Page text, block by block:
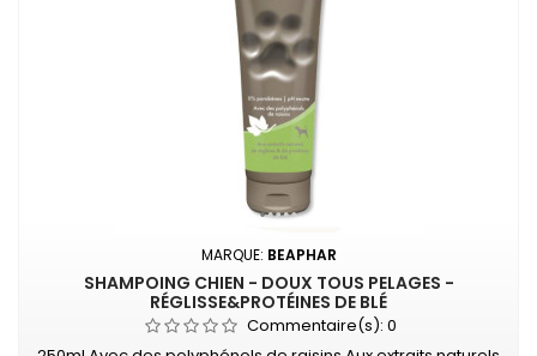
MARQUE: BEAPHAR
SHAMPOING CHIEN - DOUX TOUS PELAGES -
RÉGLISSE&PROTÉINES DE BLÉ
Commentaire(s): 0